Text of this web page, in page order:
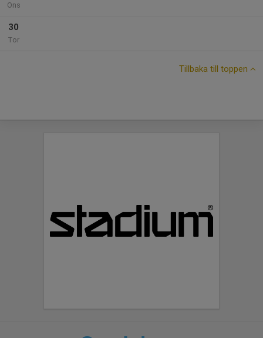
Ons
30
Tor
Tillbaka till toppen